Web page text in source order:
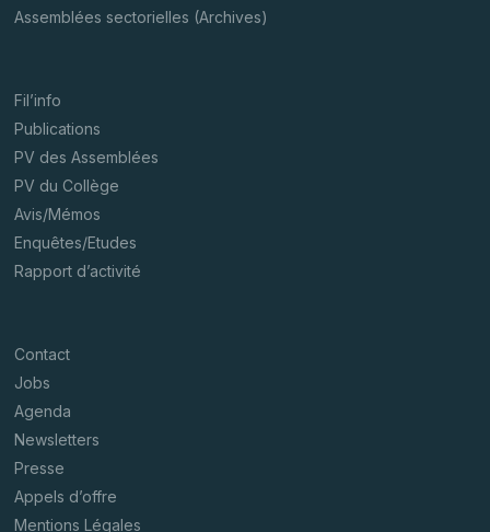
Assemblées sectorielles (Archives)
Fil’info
Publications
PV des Assemblées
PV du Collège
Avis/Mémos
Enquêtes/Etudes
Rapport d’activité
Contact
Jobs
Agenda
Newsletters
Presse
Appels d’offre
Mentions Légales